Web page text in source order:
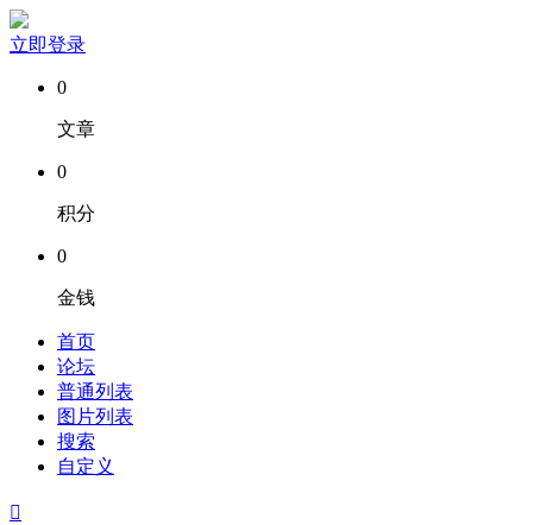
立即登录
0
文章
0
积分
0
金钱
首页
论坛
普通列表
图片列表
搜索
自定义
